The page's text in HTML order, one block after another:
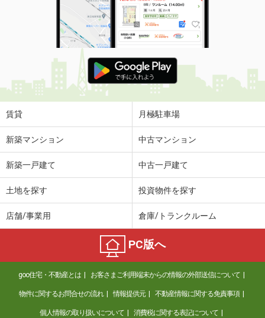
専有面積 48.7m²
間取り
1LDK
熊本県八代市迎町１丁目
価 格
4万円
住 所
熊本県八代市迎町１丁目
専有面積
熊本県熊本市中央区大江２丁目
5.40万円
熊本県阿蘇市一の宮町宮地
3.90万円
住 所
熊本県阿蘇市一の宮町宮地
専有面積 27m²
間取り
1DK
熊本県熊本市北区龍田弓削１丁目
賃貸 月極駐車場
新築マンション 中古マンション
新築一戸建て 中古一戸建て
土地を探す 投資物件を探す
店舗/事業用 倉庫/トランクルーム
PC版へ
goo住宅・不動産とは お客さまご利用端末からの情報の外部送信について
物件に関するお問合せの流れ 情報提供元 不動産情報に関する免責事項
個人情報の取り扱いについて 消費税に関する表記について